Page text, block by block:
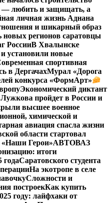
— любить и защищать, а
личная жизнь Аднана
и шикарный образ
новых регионов саратовцы
РоссииВ Хвалынске
установили новые
спортивная
в ДергачахМурал «Дорога
конкурса «ФормАрт»
Экономический диктант
пройдет в России и
высшее военное
химической и
авиация спасла жизни
области стартовал
Герои»АВТОВАЗ
итоги
годаСаратовского студента
На экотропе в селе
Сложности и
построекКак купить
году: лайфхаки от